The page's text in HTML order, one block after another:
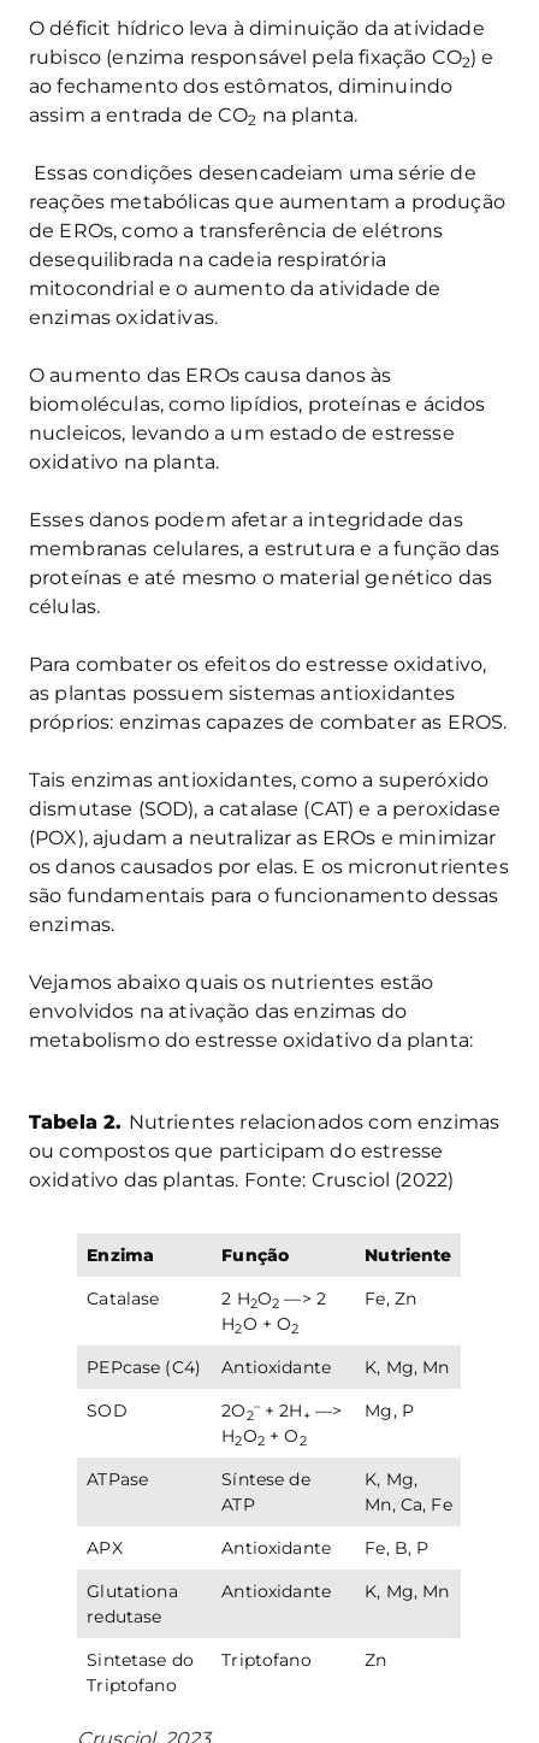
O déficit hídrico leva à diminuição da atividade
rubisco (enzima responsável pela fixação CO2) e
ao fechamento dos estômatos, diminuindo
assim a entrada de CO2 na planta.
Essas condições desencadeiam uma série de
reações metabólicas que aumentam a produção
de EROs, como a transferência de elétrons
desequilibrada na cadeia respiratória
mitocondrial e o aumento da atividade de
enzimas oxidativas.
O aumento das EROs causa danos às
biomoléculas, como lipídios, proteínas e ácidos
nucleicos, levando a um estado de estresse
oxidativo na planta.
Esses danos podem afetar a integridade das
membranas celulares, a estrutura e a função das
proteínas e até mesmo o material genético das
células.
Para combater os efeitos do estresse oxidativo,
as plantas possuem sistemas antioxidantes
próprios: enzimas capazes de combater as EROS.
Tais enzimas antioxidantes, como a superóxido
dismutase (SOD), a catalase (CAT) e a peroxidase
(POX), ajudam a neutralizar as EROs e minimizar
os danos causados por elas. E os micronutrientes
são fundamentais para o funcionamento dessas
enzimas.
Vejamos abaixo quais os nutrientes estão
envolvidos na ativação das enzimas do
metabolismo do estresse oxidativo da planta:
Tabela 2. Nutrientes relacionados com enzimas
ou compostos que participam do estresse
oxidativo das plantas. Fonte: Crusciol (2022)
Enzima Função
Nutriente
Catalase
2 H2O2 —> 2
H2O + O2
Fe, Zn
PEPcase (C4) Antioxidante
K, Mg, Mn
SOD
2O2
– + 2H+—>
H2O2+ O2
Mg, P
ATPase
Síntese de
ATP
K, Mg,
Mn, Ca, Fe
APX
Antioxidante
Fe, B, P
Glutationa
redutase
Antioxidante K, Mg, Mn
Sintetase do
Triptofano
Triptofano Zn